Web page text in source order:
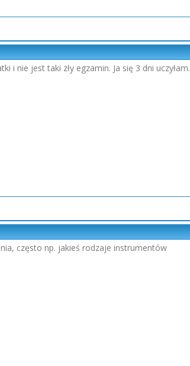
i nie jest taki zły egzamin. Ja się 3 dni uczyłam.
często np. jakieś rodzaje instrumentów